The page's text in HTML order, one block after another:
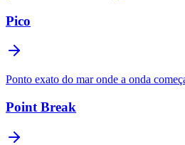
Pico
Ponto exato do mar onde a onda
Point Break